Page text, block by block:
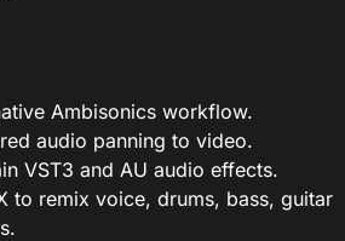
Ambisonics workflow.
audio panning to video.
VST3 and AU audio effects.
to remix voice, drums, bass, guitar